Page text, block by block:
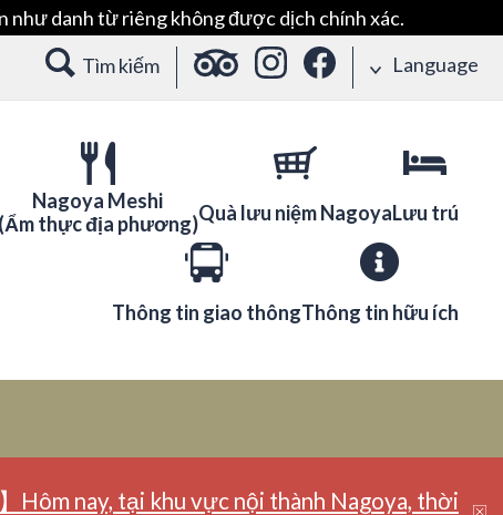
như danh từ riêng không được dịch chính xác.
Tìm kiếm Language
Nagoya Meshi
(Ẩm thực địa phương)Quà lưu niệm NagoyaLưu trú
Thông tin giao thôngThông tin hữu ích
Hôm nay, tại khu vực nội thành Nagoya, thời